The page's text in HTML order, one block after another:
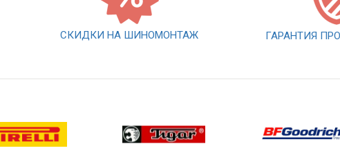
СКИДКИ НА ШИНОМОНТАЖ ГАРАНТИЯ